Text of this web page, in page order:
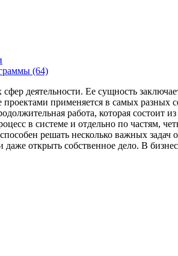
(64)
деятельности. Ее сущность
применяется в самых
работа, которая состоит
в системе и отдельно по частям,
решать несколько важных
открыть собственное дело. В